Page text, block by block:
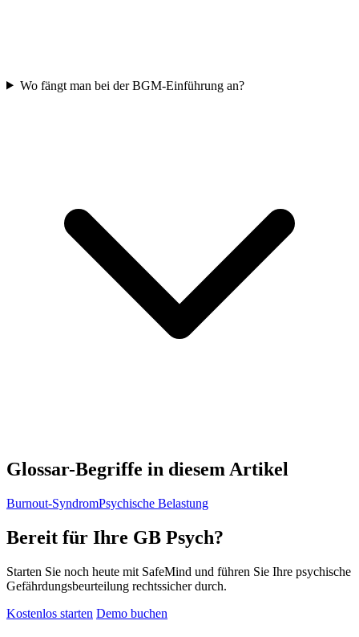
Wo fängt man bei der BGM-Einführung an?
Glossar-Begriffe in diesem Artikel
Burnout-SyndromPsychische Belastung
Bereit für Ihre GB Psych?
Starten Sie noch heute mit SafeMind und führen Sie Ihre psychische
Gefährdungsbeurteilung rechtssicher durch.
Kostenlos starten Demo buchen